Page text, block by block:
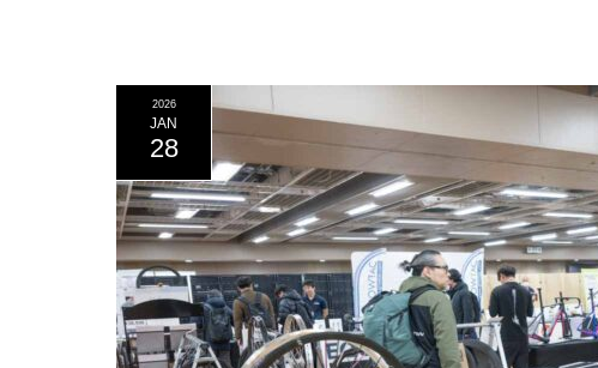
2026
JAN
28